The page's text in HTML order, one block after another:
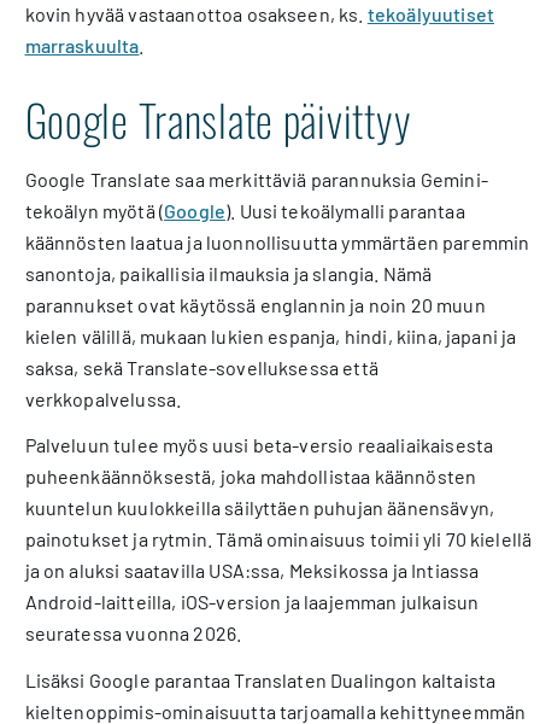
kovin hyvää vastaanottoa osakseen, ks. tekoälyuutiset
marraskuulta
Google Translate päivittyy
Google Translate saa merkittäviä parannuksia Gemini-
tekoälyn myötä (Google). Uusi tekoälymalli parantaa
käännösten laatua ja luonnollisuutta ymmärtäen paremmin
sanontoja, paikallisia ilmauksia ja slangia. Nämä
parannukset ovat käytössä englannin ja noin 20 muun
kielen välillä, mukaan lukien espanja, hindi, kiina, japani ja
saksa, sekä Translate-sovelluksessa että
verkkopalvelussa.
Palveluun tulee myös uusi beta-versio reaaliaikaisesta
puheenkäännöksestä, joka mahdollistaa käännösten
kuuntelun kuulokkeilla säilyttäen puhujan äänensävyn,
painotukset ja rytmin. Tämä ominaisuus toimii yli 70 kielellä
ja on aluksi saatavilla USA:ssa, Meksikossa ja Intiassa
Android-laitteilla, iOS-version ja laajemman julkaisun
seuratessa vuonna 2026.
Lisäksi Google parantaa Translaten Dualingon kaltaista
kieltenoppimis-ominaisuutta tarjoamalla kehittyneemmän